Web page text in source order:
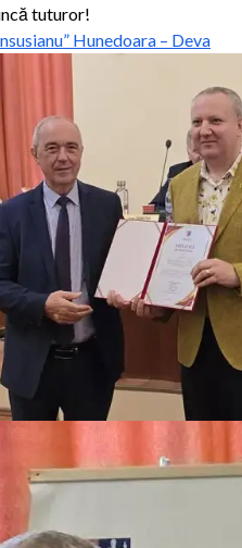
tuturor!
Hunedoara – Deva